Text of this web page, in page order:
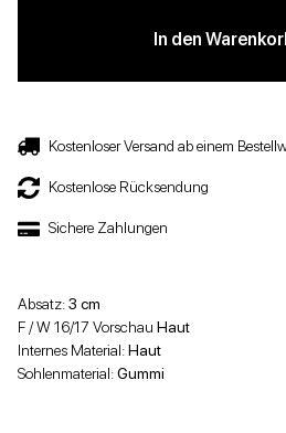
In den
Kostenloser Versand ab einem
Kostenlose Rücksendung
Sichere Zahlungen
Absatz:3 cm
F / W 16/17 Vorschau Haut
Internes Material:Haut
Sohlenmaterial:Gummi